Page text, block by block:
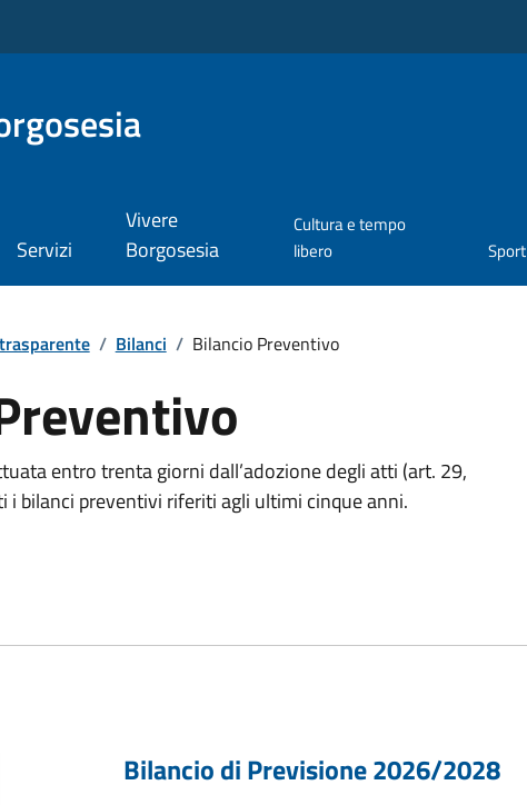
Servizi
Vivere
Borgosesia
Cultura e tempo
libero
Sport
/ Bilanci / Bilancio Preventivo
entro trenta giorni dall’adozione degli atti (art. 29,
i bilanci preventivi riferiti agli ultimi cinque anni.
Bilancio di Previsione 2026/2028